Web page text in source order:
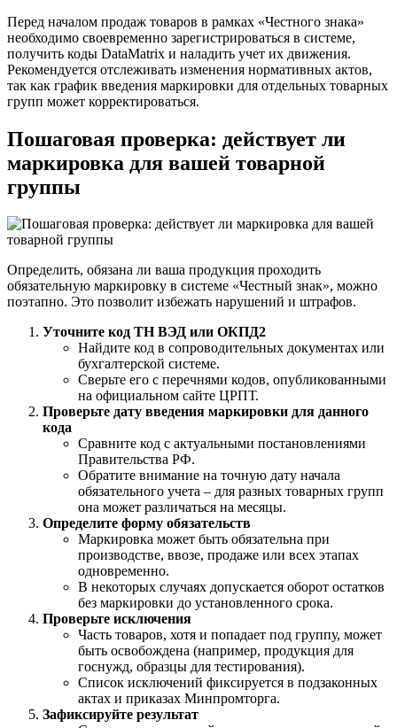
Перед началом продаж товаров в рамках «Честного знака»
необходимо своевременно зарегистрироваться в системе,
получить коды DataMatrix и наладить учет их движения.
Рекомендуется отслеживать изменения нормативных актов,
так как график введения маркировки для отдельных товарных
групп может корректироваться.
Пошаговая проверка: действует ли
маркировка для вашей товарной
группы
Определить, обязана ли ваша продукция проходить
обязательную маркировку в системе «Честный знак», можно
поэтапно. Это позволит избежать нарушений и штрафов.
Уточните код ТН ВЭД или ОКПД2
Найдите код в сопроводительных документах или
бухгалтерской системе.
Сверьте его с перечнями кодов, опубликованными
на официальном сайте ЦРПТ.
Проверьте дату введения маркировки для данного
кода
Сравните код с актуальными постановлениями
Правительства РФ.
Обратите внимание на точную дату начала
обязательного учета – для разных товарных групп
она может различаться на месяцы.
Определите форму обязательств
Маркировка может быть обязательна при
производстве, ввозе, продаже или всех этапах
одновременно.
В некоторых случаях допускается оборот остатков
без маркировки до установленного срока.
Проверьте исключения
Часть товаров, хотя и попадает под группу, может
быть освобождена (например, продукция для
госнужд, образцы для тестирования).
Список исключений фиксируется в подзаконных
актах и приказах Минпромторга.
Зафиксируйте результат